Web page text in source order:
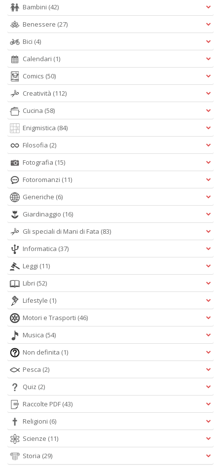
Bambini (42)
Benessere (27)
Bici (4)
Calendari (1)
Comics (50)
Creatività (112)
Cucina (58)
Enigmistica (84)
Filosofia (2)
Fotografia (15)
Fotoromanzi (11)
Generiche (6)
Giardinaggio (16)
Gli speciali di Mani di Fata (83)
Informatica (37)
Leggi (11)
Libri (52)
Lifestyle (1)
Motori e Trasporti (46)
Musica (54)
Non definita (1)
Pesca (2)
Quiz (2)
Raccolte PDF (43)
Religioni (6)
Scienze (11)
Storia (29)